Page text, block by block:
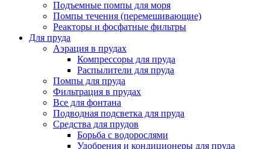
Подъемные помпы для моря
Помпы течения (перемешивающие)
Реакторы и фосфатные фильтры
Для пруда
Аэрация в прудах
Компрессоры для пруда
Распылители для пруда
Помпы для пруда
Фильтрация в прудах
Все для фонтана
Подводная подсветка для пруда
Средства для прудов
Борьба с водорослями
Удобрения и кондиционеры для пруда